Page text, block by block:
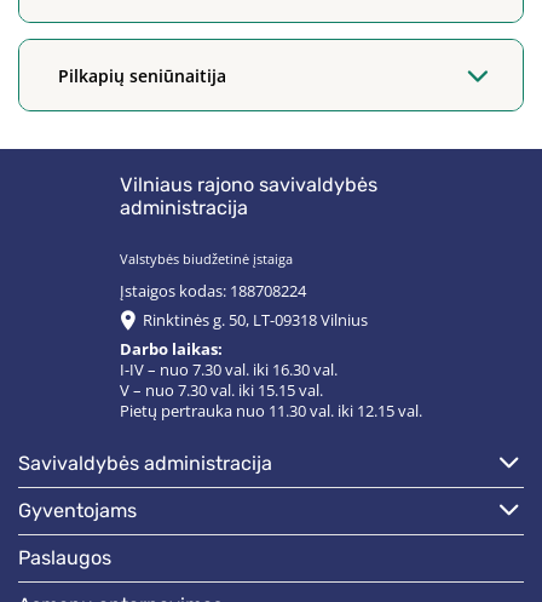
Pilkapių seniūnaitija
Vilniaus rajono savivaldybės
administracija
Valstybės biudžetinė įstaiga
Įstaigos kodas: 188708224
Rinktinės g. 50, LT-09318 Vilnius
Darbo laikas:
I-IV – nuo 7.30 val. iki 16.30 val.
V – nuo 7.30 val. iki 15.15 val.
Pietų pertrauka nuo 11.30 val. iki 12.15 val.
savivaldybės administracija
gyventojams
paslaugos